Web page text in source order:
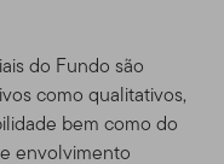
do Fundo são
como qualitativos,
bem como do
envolvimento